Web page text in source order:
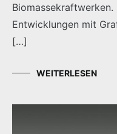
Biomassekraftwerken.
Entwicklungen mit
[…]
WEITERLESEN